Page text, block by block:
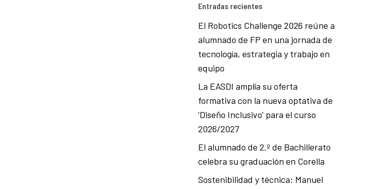
Entradas recientes
El Robotics Challenge 2026 reúne a
alumnado de FP en una jornada de
tecnología, estrategia y trabajo en
equipo
La EASDI amplía su oferta
formativa con la nueva optativa de
‘Diseño Inclusivo’ para el curso
2026/2027
El alumnado de 2.º de Bachillerato
celebra su graduación en Corella
Sostenibilidad y técnica: Manuel